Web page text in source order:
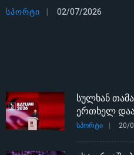
ᲡᲞᲝᲠᲢᲘ 02/07/2026
სულხან
ერთხელ
ᲡᲞᲝᲠᲢᲘ 20/